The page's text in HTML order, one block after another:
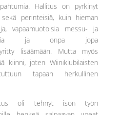
Hallitus on pyrkinyt
perinteisiä, kuin hieman
vapaamuotoisia messu- ja
ja onpa jopa
lisäämään. Mutta myös
kiinni, joten Wiiniklubilaisten
tapaan herkullinen
oli tehnyt ison työn